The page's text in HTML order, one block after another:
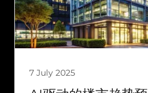
7 July 2025